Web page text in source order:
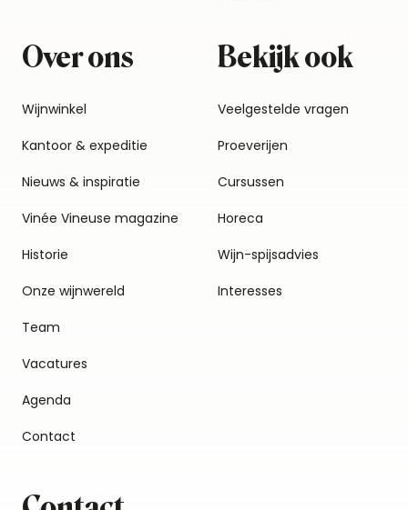
Over ons
Wijnwinkel
Kantoor & expeditie
Nieuws & inspiratie
Vinée Vineuse magazine
Historie
Onze wijnwereld
Team
Vacatures
Agenda
Contact
Bekijk ook
Veelgestelde vragen
Proeverijen
Cursussen
Horeca
Wijn-spijsadvies
Interesses